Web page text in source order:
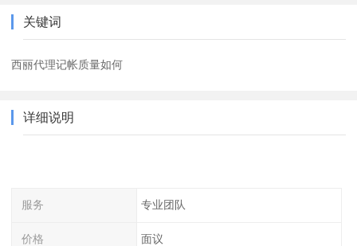
关键词
西丽代理记帐质量如何
详细说明
服务 专业团队
价格 面议